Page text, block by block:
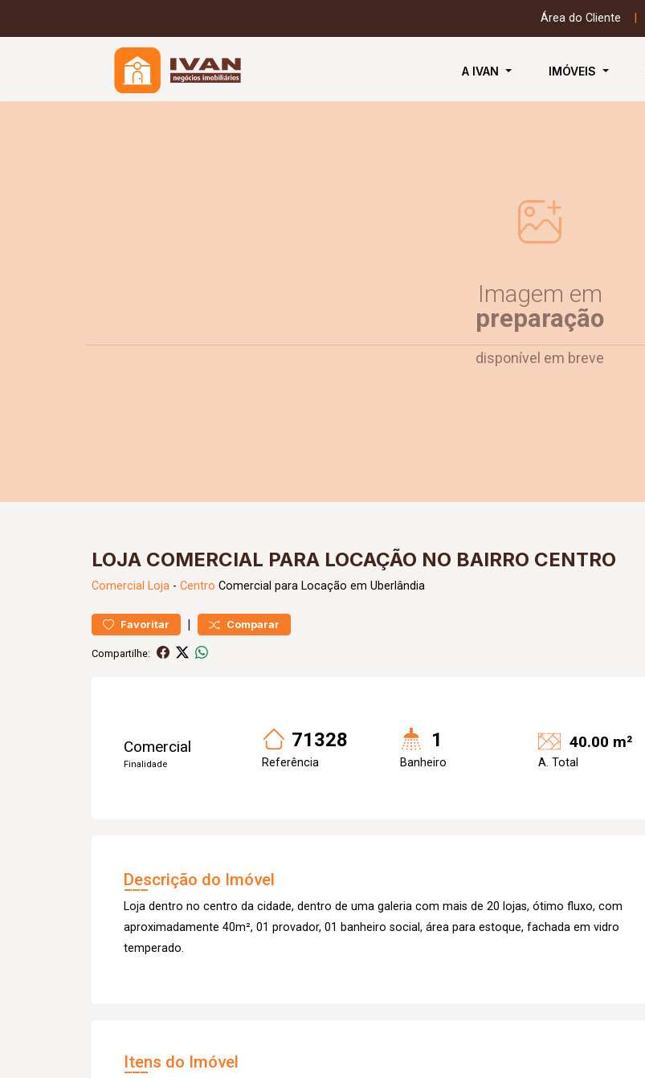
Área do Cliente
A IVAN IMÓVEIS
Imagem em
preparação
disponível em breve
LOJA COMERCIAL PARA LOCAÇÃO NO BAIRRO CENTRO
Comercial Loja - Centro Comercial para Locação em Uberlândia
Favoritar | Comparar
Compartilhe:
Comercial
Finalidade
71328
Referência
1
Banheiro
40.00 m²
A. Total
Descrição do Imóvel
Loja dentro no centro da cidade, dentro de uma galeria com mais de 20 lojas, ótimo fluxo, com
aproximadamente 40m², 01 provador, 01 banheiro social, área para estoque, fachada em vidro
temperado.
Itens do Imóvel